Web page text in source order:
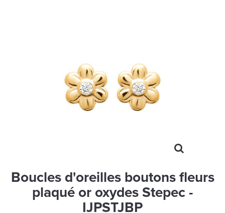
SWAROVSKI
BONNES AFFAIRES
CARTES CADEAUX
Boucles d'oreilles boutons fleurs
plaqué or oxydes Stepec -
IJPSTJBP